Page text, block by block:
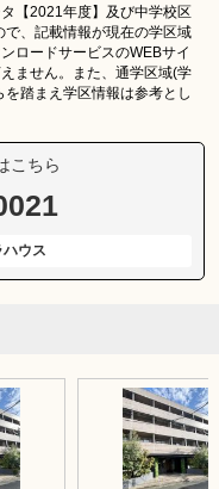
【2021年度】及び中学校区
、記載情報が現在の学区域
ロードサービスのWEBサイ
ません。また、通学区域(学
踏まえ学区情報は参考とし
こちら
ウス